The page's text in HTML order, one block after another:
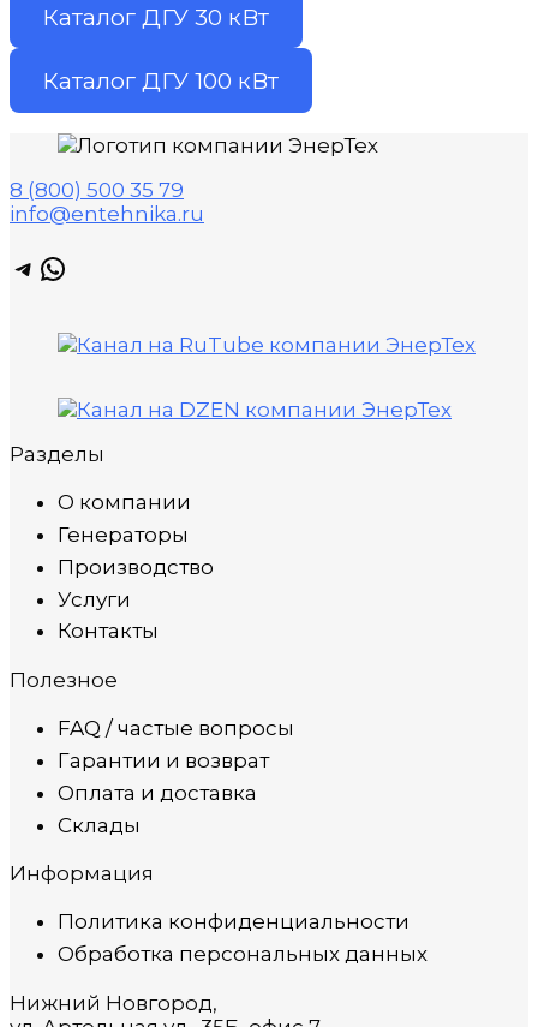
Каталог ДГУ 30 кВт
Каталог ДГУ 100 кВт
8 (800) 500 35 79
info@entehnika.ru
Telegram
WhatsApp
Разделы
О компании
Генераторы
Производство
Услуги
Контакты
Полезное
FAQ / частые вопросы
Гарантии и возврат
Оплата и доставка
Склады
Информация
Политика конфиденциальности
Обработка персональных данных
Нижний Новгород,